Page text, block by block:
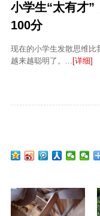
小学生“太有才”
100分
现在的小学生发散思维比
越来越聪明了。... [详细]